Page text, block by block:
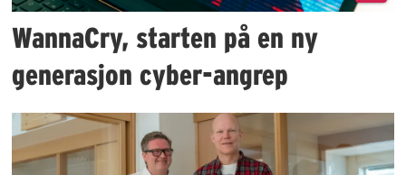
WannaCry, starten på en ny
generasjon cyber-angrep